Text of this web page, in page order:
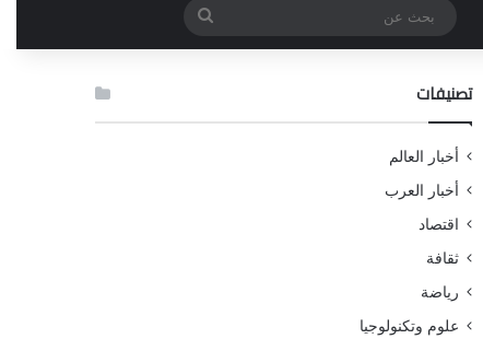
بحث
عن
تصنيفات
أخبار العالم
أخبار العرب
اقتصاد
ثقافة
رياضة
علوم وتكنولوجيا